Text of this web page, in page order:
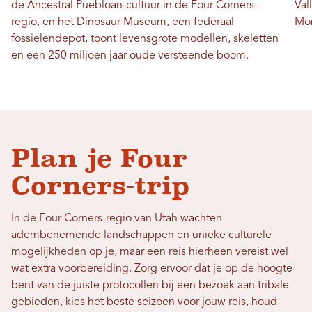
de Ancestral Puebloan-cultuur in de Four Corners-
regio, en het Dinosaur Museum, een federaal
fossielendepot, toont levensgrote modellen, skeletten
en een 250 miljoen jaar oude versteende boom.
Plan je Four
Corners-trip
In de Four Corners-regio van Utah wachten
adembenemende landschappen en unieke culturele
mogelijkheden op je, maar een reis hierheen vereist wel
wat extra voorbereiding. Zorg ervoor dat je op de hoogte
bent van de juiste protocollen bij een bezoek aan tribale
gebieden, kies het beste seizoen voor jouw reis, houd